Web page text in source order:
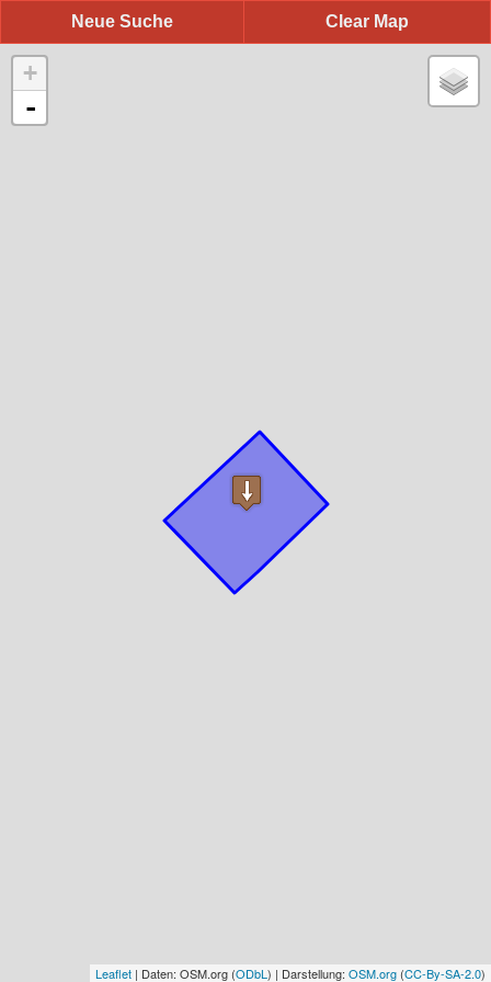
Clear Map
Neue Suche
+
-
Leaflet | Daten: OSM.org (ODbL ) | Darstellung: OSM.org (CC-By-SA-2.0)